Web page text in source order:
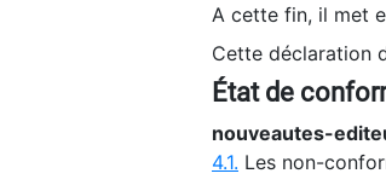
A cette fin, il met
Cette déclaration
État de
nouveautes-
4.1. Les non-